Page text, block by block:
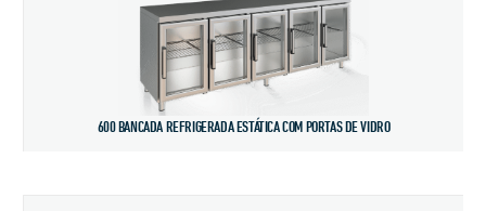
600 BANCADA REFRIGERADA ESTÁTICA COM PORTAS DE VIDRO